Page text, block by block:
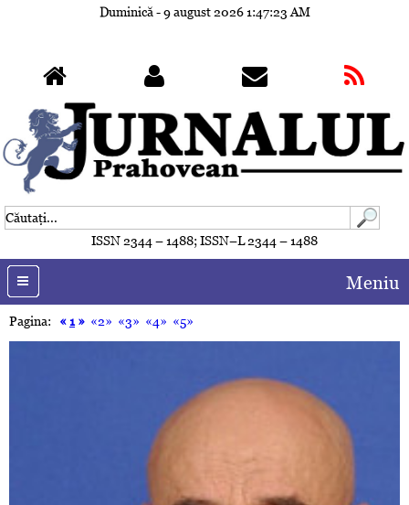
Duminică - 9 august 20261:47:25 AM
ISSN 2344 – 1488; ISSN–L 2344 – 1488
Meniu
Pagina: «1» «2» «3» «4» «5»